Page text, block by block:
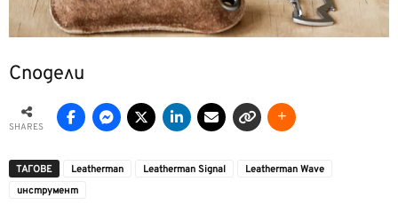
Сподели
SHARES
ТАГОВЕ Leatherman Leatherman Signal
Leatherman Wave
инструмент